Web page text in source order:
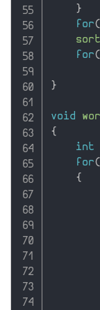
}
for(
sort
for(
}
void
{
int
for(
{